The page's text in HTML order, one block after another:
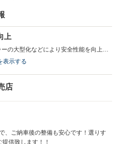
上
表示する
店
、ご納車後の整備も安心です！選りす
供致します！！